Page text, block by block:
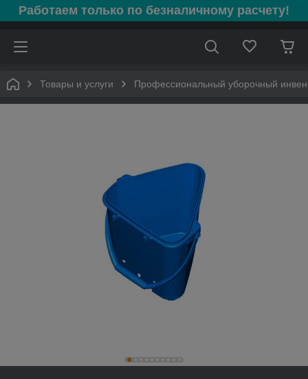
Работаем только по безналичному расчету!
Товары и услуги Профессиональный уборочный